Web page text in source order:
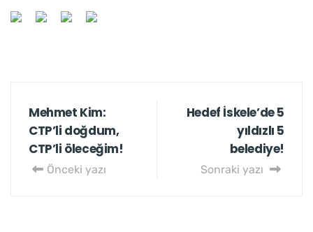
Mehmet Kim:
CTP’li doğdum,
CTP’li öleceğim!
Önceki yazı
Hedef İskele’de 5
yıldızlı 5
belediye!
Sonraki yazı